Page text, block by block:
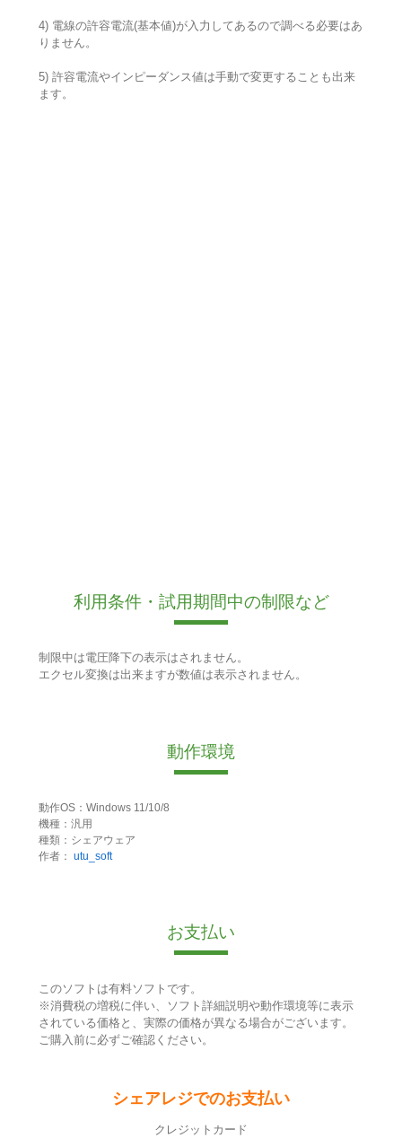
4) 電線の許容電流(基本値)が入力してあるので調べる必要はあ
りません。
5) 許容電流やインピーダンス値は手動で変更することも出来
ます。
利用条件・試用期間中の制限など
制限中は電圧降下の表示はされません。
エクセル変換は出来ますが数値は表示されません。
動作環境
動作OS：Windows 11/10/8
機種：汎用
種類：シェアウェア
作者： utu_soft
お支払い
このソフトは有料ソフトです。
※消費税の増税に伴い、ソフト詳細説明や動作環境等に表示
されている価格と、実際の価格が異なる場合がございます。
ご購入前に必ずご確認ください。
シェアレジでのお支払い
クレジットカード